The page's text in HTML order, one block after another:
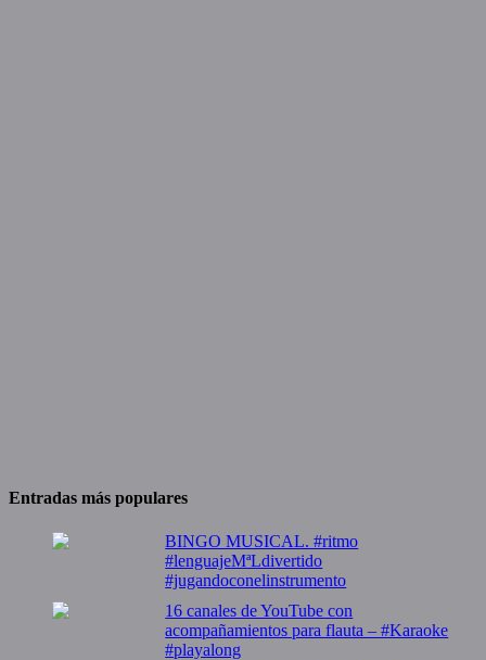
Entradas más populares
BINGO MUSICAL. #ritmo
#lenguajeMªLdivertido
#jugandoconelinstrumento
16 canales de YouTube con
acompañamientos para flauta – #Karaoke
#playalong